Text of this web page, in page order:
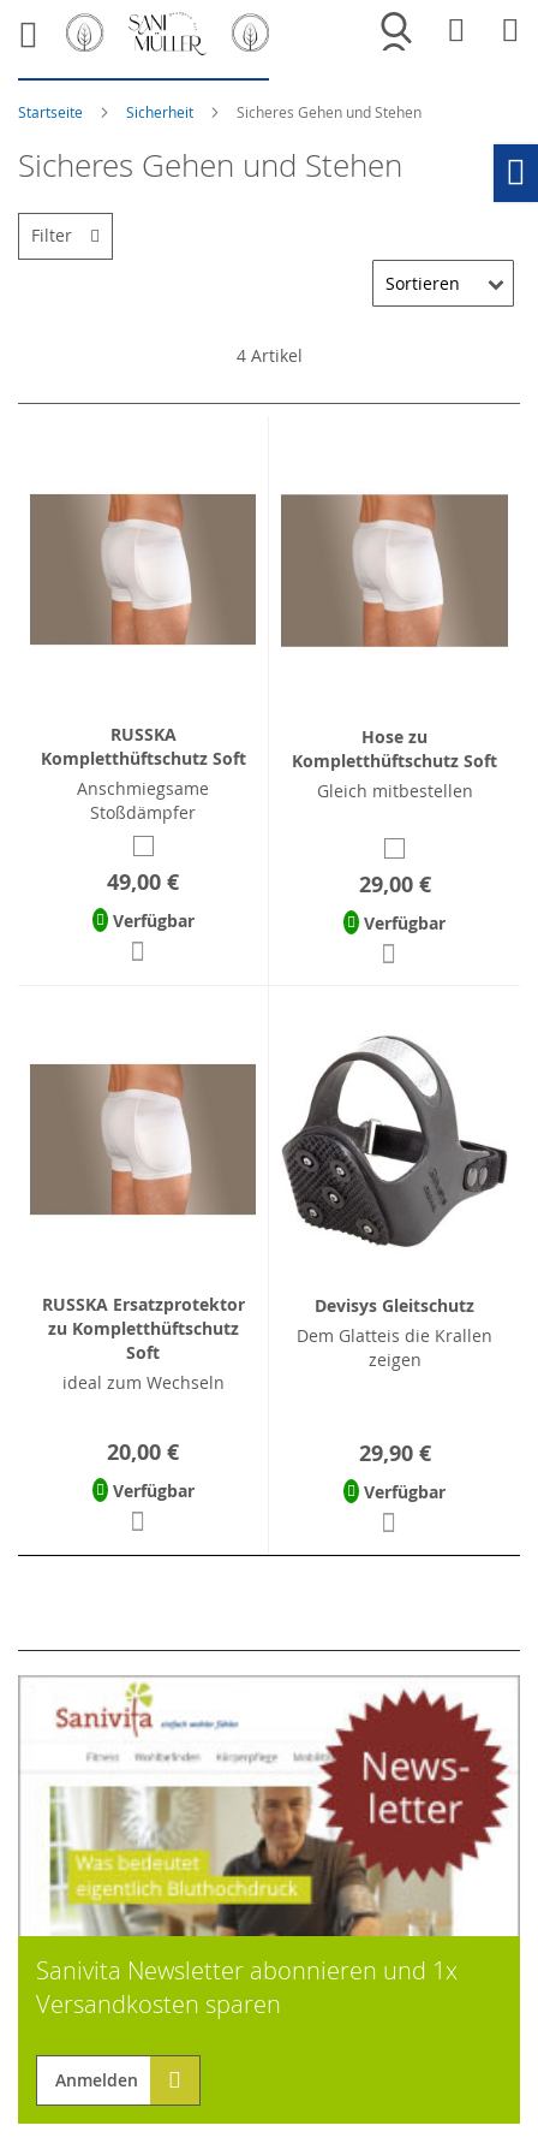
Merkliste
Startseite Sicherheit Sicheres Gehen und Stehen
Sicheres Gehen und Stehen
4Artikel
RUSSKA
Kompletthüftschutz Soft
Anschmiegsame
Stoßdämpfer
49,00 €
Verfügbar
Hose zu
Kompletthüftschutz Soft
Gleich mitbestellen
29,00 €
Verfügbar
RUSSKA Ersatzprotektor
zu Kompletthüftschutz
Soft
ideal zum Wechseln
20,00 €
Verfügbar
Devisys Gleitschutz
Dem Glatteis die Krallen
zeigen
29,90 €
Verfügbar
Filter
Sanivita Newsletter abonnieren und 1x
Versandkosten sparen
Anmelden